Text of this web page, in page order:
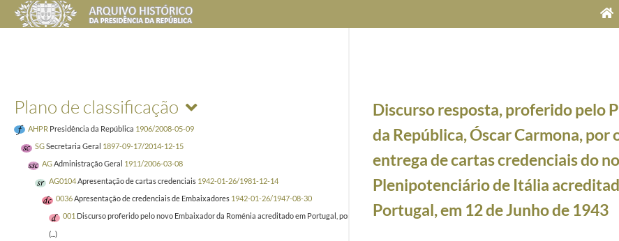
Plano de classificação
AHPR Presidência da República 1906/2008-05-09
SGSecretaria Geral 1897-09-17/2014-12-15
AGAdministração Geral 1911/2006-03-08
AG0104Apresentação de cartas credenciais 1942-01-26/1981-12-14
0036Apresentação de credenciais de Embaixadores 1942-01-26/1947-08-30
001 Discurso proferido pelo novo Embaixador da Roménia acreditado em Portugal, por ocasião da cerimónia de entrega de cartas credenciais ao Presidente da
(...)
Discurso resposta, proferido pelo
da República, Óscar Carmona, por
entrega de cartas credenciais do
Plenipotenciário de Itália
Portugal, em 12 de Junho de 1943